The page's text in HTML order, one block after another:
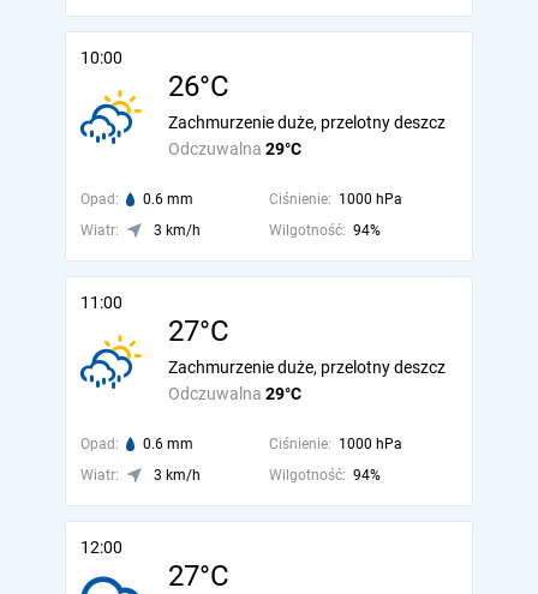
10:00
26°C
Odczuwalna 29°C
Zachmurzenie duże, przelotny deszcz
Opad: 0.6 mm Ciśnienie: 1000 hPa
Wiatr:
3 km/h Wilgotność: 94%
11:00
27°C
Odczuwalna 29°C
Zachmurzenie duże, przelotny deszcz
Opad: 0.6 mm Ciśnienie: 1000 hPa
Wiatr:
3 km/h Wilgotność: 94%
12:00
27°C